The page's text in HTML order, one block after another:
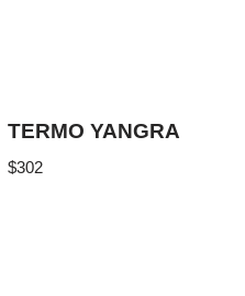
TERMO YANGRA
$302